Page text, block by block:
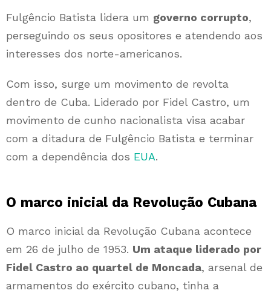
Fulgêncio Batista lidera um governo corrupto,
perseguindo os seus opositores e atendendo aos
interesses dos norte-americanos.
Com isso, surge um movimento de revolta
dentro de Cuba. Liderado por Fidel Castro, um
movimento de cunho nacionalista visa acabar
com a ditadura de Fulgêncio Batista e terminar
com a dependência dos EUA.
O marco inicial da Revolução Cubana
O marco inicial da Revolução Cubana acontece
em 26 de julho de 1953. Um ataque liderado por
Fidel Castro ao quartel de Moncada, arsenal de
armamentos do exército cubano, tinha a